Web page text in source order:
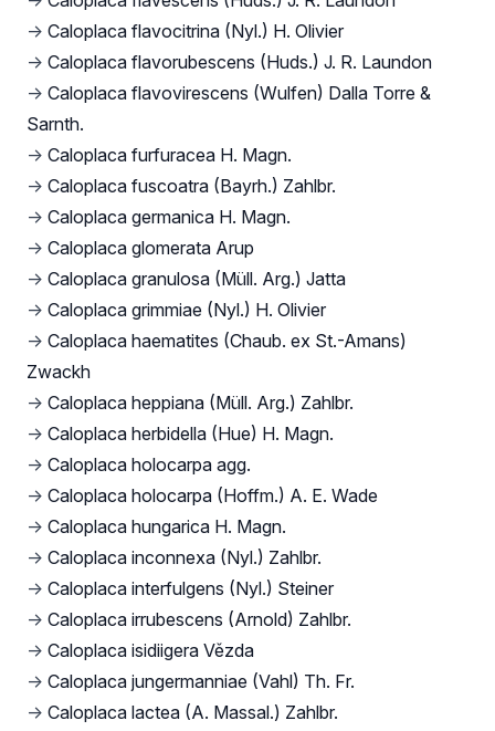
→ Caloplaca flavocitrina (Nyl.) H. Olivier
→ Caloplaca flavorubescens (Huds.) J. R. Laundon
→ Caloplaca flavovirescens (Wulfen) Dalla Torre &
Sarnth.
→ Caloplaca furfuracea H. Magn.
→ Caloplaca fuscoatra (Bayrh.) Zahlbr.
→ Caloplaca germanica H. Magn.
→ Caloplaca glomerata Arup
→ Caloplaca granulosa (Müll. Arg.) Jatta
→ Caloplaca grimmiae (Nyl.) H. Olivier
→ Caloplaca haematites (Chaub. ex St.-Amans)
Zwackh
→ Caloplaca heppiana (Müll. Arg.) Zahlbr.
→ Caloplaca herbidella (Hue) H. Magn.
→ Caloplaca holocarpa agg.
→ Caloplaca holocarpa (Hoffm.) A. E. Wade
→ Caloplaca hungarica H. Magn.
→ Caloplaca inconnexa (Nyl.) Zahlbr.
→ Caloplaca interfulgens (Nyl.) Steiner
→ Caloplaca irrubescens (Arnold) Zahlbr.
→ Caloplaca isidiigera Vězda
→ Caloplaca jungermanniae (Vahl) Th. Fr.
→ Caloplaca lactea (A. Massal.) Zahlbr.